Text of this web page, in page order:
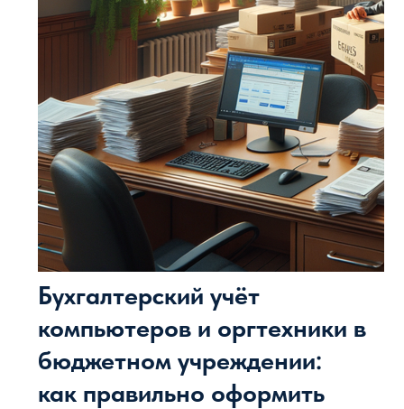
Бухгалтерский учёт
компьютеров и оргтехники в
бюджетном учреждении:
как правильно оформить